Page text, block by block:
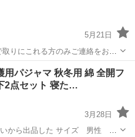
5月21日
りにこれる方のみご連絡をお願
の他
パジャマ 秋冬用 綿 全開フ
2点セット 寝た…
3月28日
た サイズ 男性 S